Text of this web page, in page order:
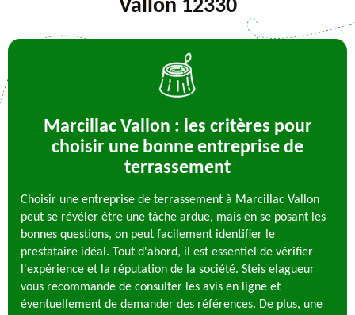
Vallon 12330
Marcillac Vallon : les critères pour
choisir une bonne entreprise de
terrassement
Choisir une entreprise de terrassement à Marcillac Vallon
peut se révéler être une tâche ardue, mais en se posant les
bonnes questions, on peut facilement identifier le
prestataire idéal. Tout d'abord, il est essentiel de vérifier
l'expérience et la réputation de la société. Steis elagueur
vous recommande de consulter les avis en ligne et
éventuellement de demander des références. De plus, une